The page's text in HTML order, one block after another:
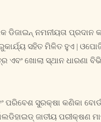
ଡିଜାଇନ୍ ନମନୀୟତା ପ୍ରଦାନ
ସହିତ ମିଳିତ ହୁଏ |
ଏବଂ ଖୋଲା ସ୍ଥାନ ଧାରଣା
ସୁରକ୍ଷା କଣିକା
ଜାତୀୟ ପରୀକ୍ଷଣ